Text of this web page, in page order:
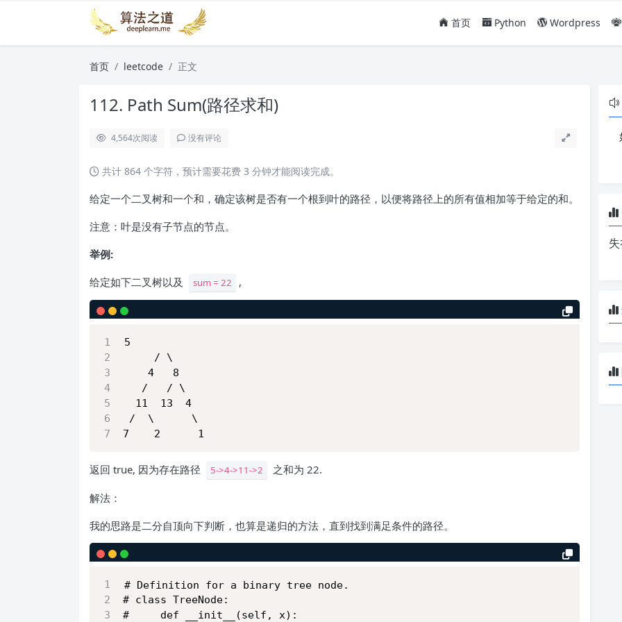
首页 Python Wordpress
首页 leetcode 正文
112. Path Sum(路径求和)
4,564次阅读 没有评论
共计 864 个字符，预计需要花费 3 分钟才能阅读完成。
给定一个二叉树和一个和，确定该树是否有一个根到叶的路径，以便将路径上的所有值相加等于给定的和。
注意：叶是没有子节点的节点。
举例:
给定如下二叉树以及
sum = 22 ,
5
     / \
    4   8
   /   / \
  11  13  4
/  \      \
7    2      1
返回 true, 因为存在路径 5->4->11->2 之和为 22.
解法：
我的思路是二分自顶向下判断，也算是递归的方法，直到找到满足条件的路径。
# Definition for a binary tree node.
# class TreeNode:
#     def __init__(self, x):